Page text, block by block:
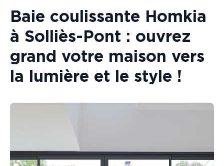
Baie coulissante Homkia
à Solliès-Pont : ouvrez
grand votre maison vers
la lumière et le style !